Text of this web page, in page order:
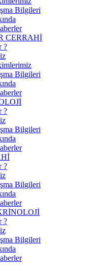
Bilgileri
CERRAHİ
?
Bilgileri
?
Bilgileri
?
Bilgileri
?
Bilgileri